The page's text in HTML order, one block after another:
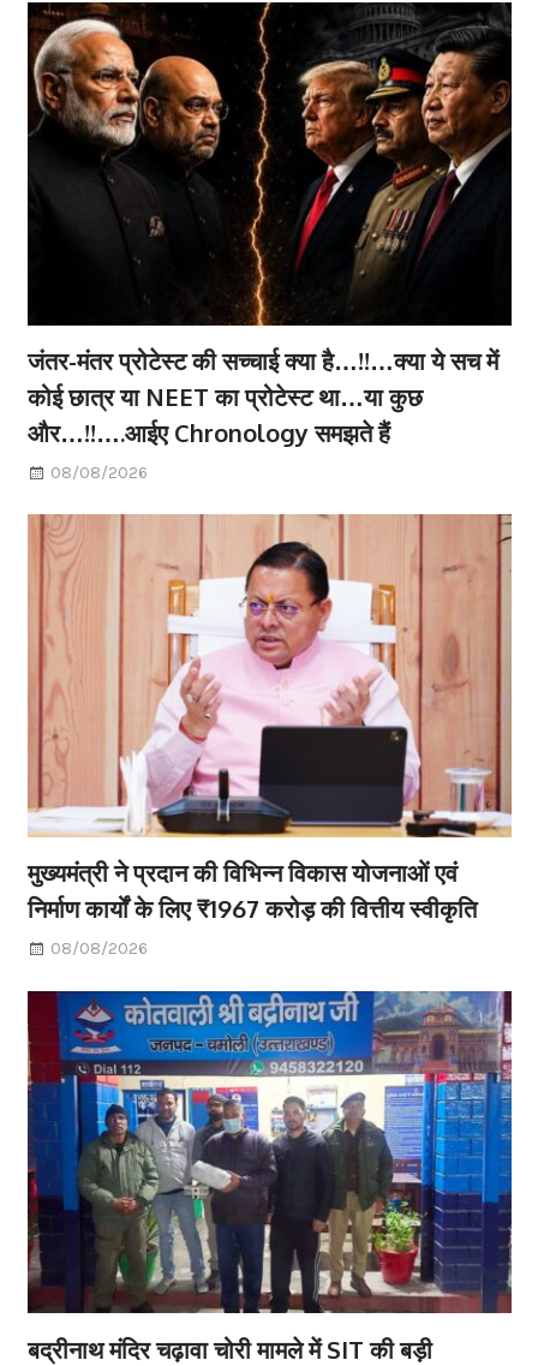
जंतर-मंतर प्रोटेस्ट की सच्चाई क्या है…!!…क्या ये सच में
कोई छात्र या NEET का प्रोटेस्ट था…या कुछ
और…!!….आईए Chronology समझते हैं
08/08/2026
मुख्यमंत्री ने प्रदान की विभिन्न विकास योजनाओं एवं
निर्माण कार्यों के लिए ₹1967 करोड़ की वित्तीय स्वीकृति
08/08/2026
बद्रीनाथ मंदिर चढ़ावा चोरी मामले में SIT की बड़ी